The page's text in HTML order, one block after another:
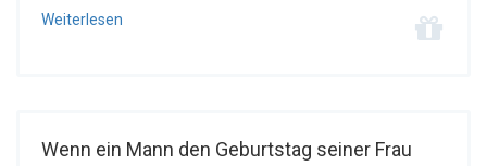
Weiterlesen
Wenn ein Mann den Geburtstag seiner Frau